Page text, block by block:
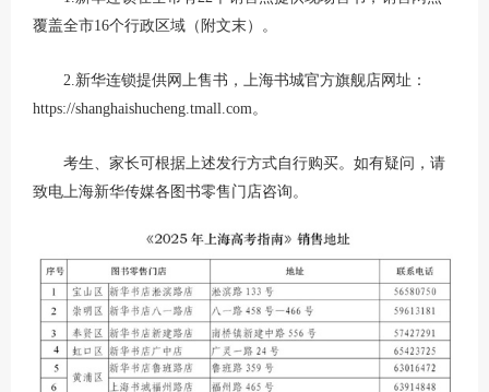
覆盖全市16个行政区域（附文末）。
2.新华连锁提供网上售书，上海书城官方旗舰店网址：
https://shanghaishucheng.tmall.com。
考生、家长可根据上述发行方式自行购买。如有疑问，请
致电上海新华传媒各图书零售门店咨询。